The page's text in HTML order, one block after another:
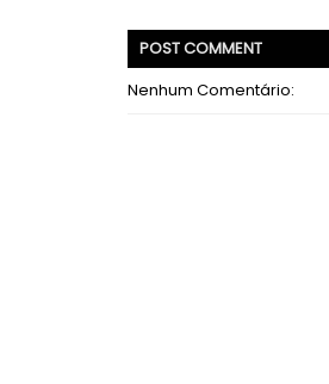
POSTCOMMENT
Nenhum Comentário: